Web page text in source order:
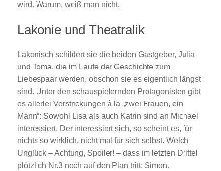
wird. Warum, weiß man nicht.
Lakonie und Theatralik
Lakonisch schildert sie die beiden Gastgeber, Julia
und Toma, die im Laufe der Geschichte zum
Liebespaar werden, obschon sie es eigentlich längst
sind. Unter den schauspielernden Protagonisten gibt
es allerlei Verstrickungen à la „zwei Frauen, ein
Mann“: Sowohl Lisa als auch Katrin sind an Michael
interessiert. Der interessiert sich, so scheint es, für
nichts so wirklich, nicht mal für sich selbst. Welch
Unglück – Achtung, Spoiler! – dass im letzten Drittel
plötzlich Nr.3 noch auf den Plan tritt: Simon.